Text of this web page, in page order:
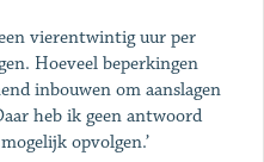
vierentwintig uur per
Hoeveel beperkingen
inbouwen om aanslagen
heb ik geen antwoord
opvolgen.’